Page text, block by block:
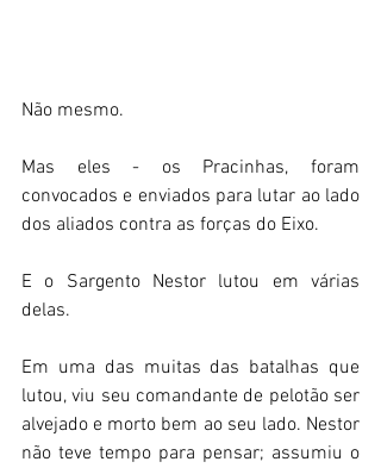
Não mesmo.
Mas eles - os Pracinhas, foram
convocados e enviados para lutar ao lado
dos aliados contra as forças do Eixo.
E o Sargento Nestor lutou em várias
delas.
Em uma das muitas das batalhas que
lutou, viu seu comandante de pelotão ser
alvejado e morto bem ao seu lado. Nestor
não teve tempo para pensar; assumiu o